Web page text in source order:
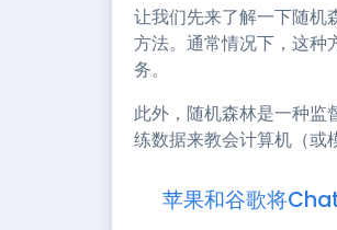
让我们先来了解一下随机
方法。通常情况下，这种
务。
此外，随机森林是一种监
练数据来教会计算机（或
苹果和谷歌将